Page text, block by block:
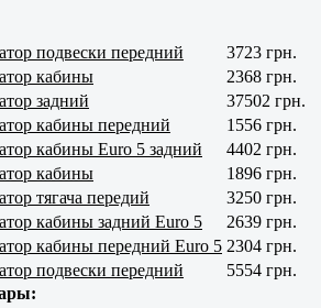
подвески передний
3723 грн.
кабины
2368 грн.
задний
37502 грн.
кабины передний
1556 грн.
кабины Euro 5 задний
4402 грн.
кабины
1896 грн.
тягача передий
3250 грн.
кабины задний Euro 5
2639 грн.
кабины передний Euro 5 2304 грн.
подвески передний
5554 грн.